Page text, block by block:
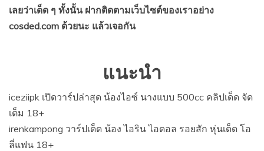
เลยว่าเด็ด ๆ ทั้งนั้น ฝากติดตามเว็บไซต์ของเราอย่าง
cosded.com ด้วยนะ แล้วเจอกัน
แนะนำ
iceziipk เปิดวาร์ปล่าสุด น้องไอซ์ นางแบบ 500cc คลิปเด็ด จัด
เต็ม 18+
irenkampong วาร์ปเด็ด น้อง ไอริน ไอดอล รอยสัก หุ่นเด็ด โอ
ลี่แฟน 18+